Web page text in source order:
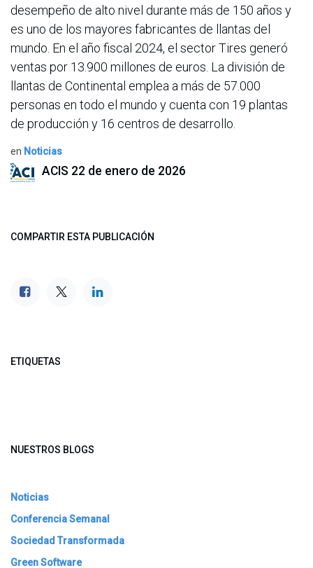
desempeño de alto nivel durante más de 150 años y
es uno de los mayores fabricantes de llantas del
mundo. En el año fiscal 2024, el sector Tires generó
ventas por 13.900 millones de euros. La división de
llantas de Continental emplea a más de 57.000
personas en todo el mundo y cuenta con 19 plantas
de producción y 16 centros de desarrollo.
en Noticias
ACIS 22 de enero de 2026
COMPARTIR ESTA PUBLICACIÓN
ETIQUETAS
NUESTROS BLOGS
Noticias
Conferencia Semanal
Sociedad Transformada
Green Software